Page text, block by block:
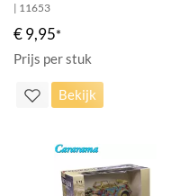
| 11653
€ 9,95*
Prijs per stuk
Bekijk